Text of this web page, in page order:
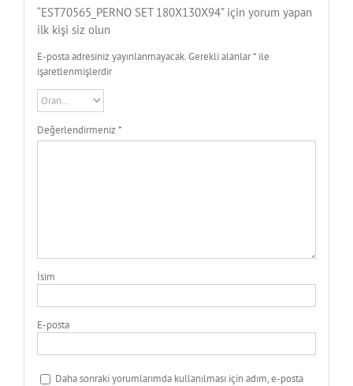
“EST70565_PERNO SET 180X130X94” için yorum yapan
ilk kişi siz olun
E-posta adresiniz yayınlanmayacak. Gerekli alanlar*ile
işaretlenmişlerdir
Değerlendirmeniz*
İsim
E-posta
Daha sonraki yorumlarımda kullanılması için adım, e-posta